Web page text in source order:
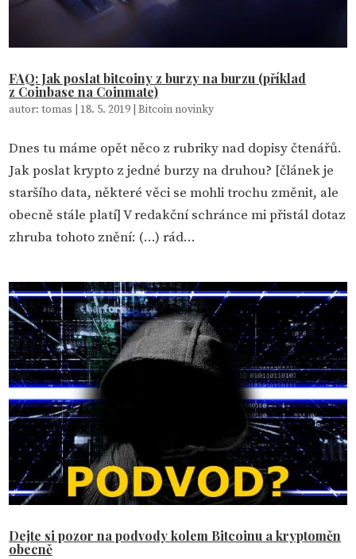
FAQ: Jak poslat bitcoiny z burzy na burzu (příklad
z Coinbase na Coinmate)
autor:tomas 18. 5. 2019 |Bitcoin novinky
Dnes tu máme opět něco z rubriky nad dopisy čtenářů.
Jak poslat krypto z jedné burzy na druhou? [článek je
staršího data, některé věci se mohli trochu změnit, ale
obecně stále platí] V redakční schránce mi přistál dotaz
zhruba tohoto znění: (…) rád...
Dejte si pozor na podvody kolem Bitcoinu a kryptoměn
obecně